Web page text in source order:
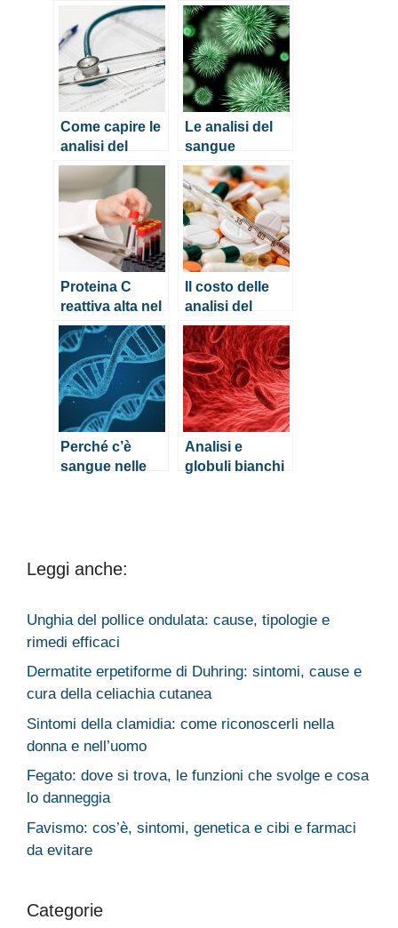
Come capire le
analisi del
sangue
Le analisi del
sangue
complete:
consigli per
leggerle
Proteina C
reattiva alta nel
sangue:
quando
preoccuparsi
Il costo delle
analisi del
sangue per HIV
Perché c’è
sangue nelle
Analisi e
globuli bianchi
Leggi anche:
Unghia del pollice ondulata: cause, tipologie e
rimedi efficaci
Dermatite erpetiforme di Duhring: sintomi, cause e
cura della celiachia cutanea
Sintomi della clamidia: come riconoscerli nella
donna e nell’uomo
Fegato: dove si trova, le funzioni che svolge e cosa
lo danneggia
Favismo: cos’è, sintomi, genetica e cibi e farmaci
da evitare
Categorie